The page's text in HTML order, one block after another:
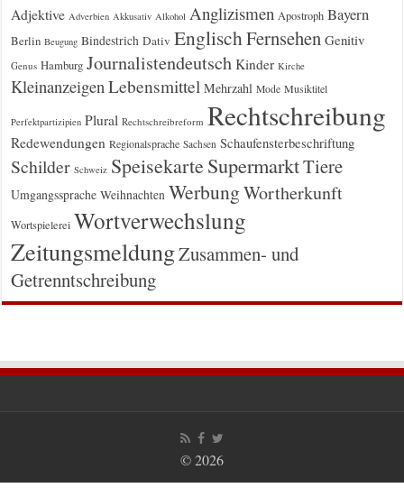
Adjektive Adverbien Akkusativ Alkohol Anglizismen Apostroph Bayern
Berlin Beugung Bindestrich Dativ EnglischFernsehen Genitiv
Genus Hamburg Journalistendeutsch Kinder Kirche
Kleinanzeigen Lebensmittel Mehrzahl Mode Musiktitel
Perfektpartizipien Plural Rechtschreibreform Rechtschreibung
Redewendungen Regionalsprache Sachsen Schaufensterbeschriftung
Schilder Schweiz Speisekarte SupermarktTiere
Umgangssprache Weihnachten WerbungWortherkunft
Wortspielerei Wortverwechslung
ZeitungsmeldungZusammen- und
Getrenntschreibung
© 2026